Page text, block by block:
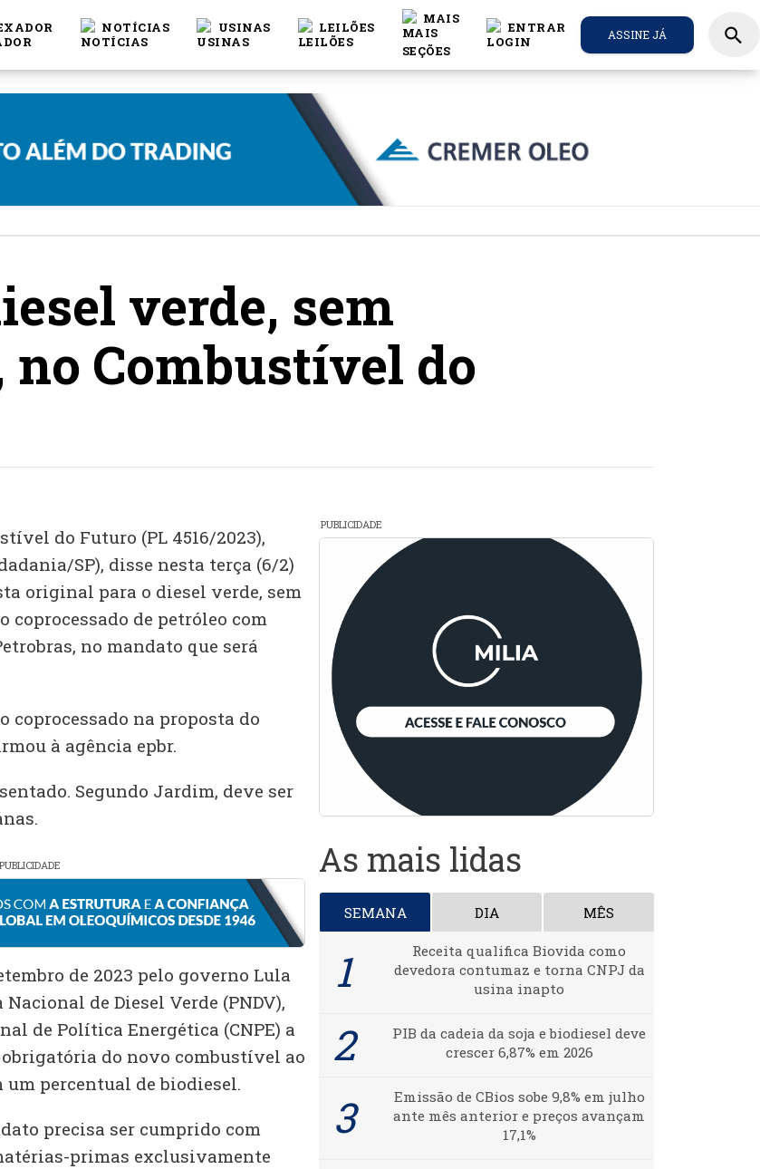
NOTÍCIAS USINAS LEILÕES
MAIS
ENTRAR ASSINE JÁ search
verde, sem
no Combustível do
do Futuro (PL 4516/2023),
SP), disse nesta terça (6/2)
original para o diesel verde, sem
coprocessado de petróleo com
no mandato que será
coprocessado na proposta do
à agência epbr.
Segundo Jardim, deve ser
PUBLICIDADE
de 2023 pelo governo Lula
de Diesel Verde (PNDV),
de Política Energética (CNPE) a
do novo combustível ao
percentual de biodiesel.
precisa ser cumprido com
primas exclusivamente
PUBLICIDADE
As mais lidas
SEMANA DIA MÊS
Receita qualifica Biovida como
devedora contumaz e torna CNPJ da
usina inapto
PIB da cadeia da soja e biodiesel deve
crescer 6,87% em 2026
Emissão de CBios sobe 9,8% em julho
ante mês anterior e preços avançam
17,1%